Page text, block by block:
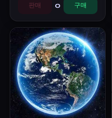
판매 0 구매